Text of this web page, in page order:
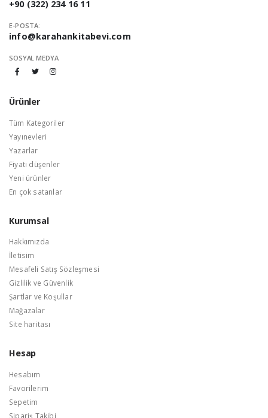
+90 (322) 234 16 11
E-POSTA:
info@karahankitabevi.com
SOSYAL MEDYA
Ürünler
Tüm Kategoriler
Yayınevleri
Yazarlar
Fiyatı düşenler
Yeni ürünler
En çok satanlar
Kurumsal
Hakkımızda
İletisim
Mesafeli Satış Sözleşmesi
Gizlilik ve Güvenlik
Şartlar ve Koşullar
Mağazalar
Site haritası
Hesap
Hesabım
Favorilerim
Sepetim
Sipariş Takibi